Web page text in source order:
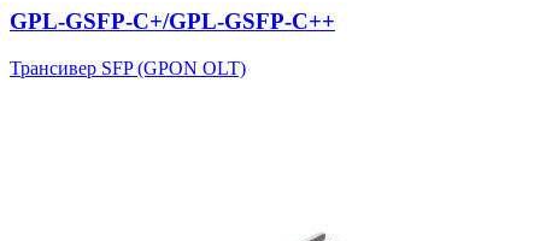
GPL-GSFP-C+/GPL-GSFP-C++
Трансивер SFP (GPON OLT)